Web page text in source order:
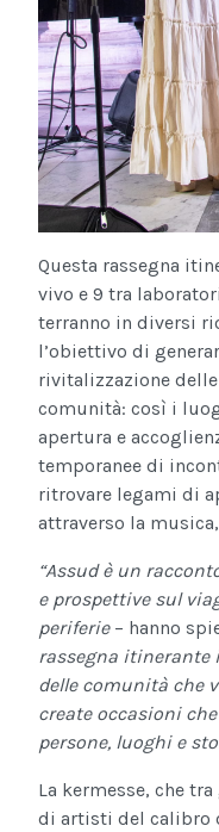
Questa rassegna
vivo e 9 tra
terranno in diversi
l’obiettivo di
rivitalizzazione
comunità: così i
apertura e
temporanee di
ritrovare legami di
attraverso la
“Assud è un
e prospettive sul
periferie – hanno
rassegna itinerante
delle comunità che
create occasioni
persone, luoghi e
La kermesse, che
di artisti del calibro